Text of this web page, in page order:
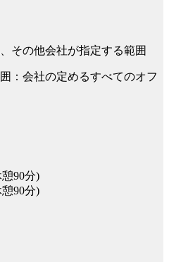
その他会社が指定する範囲
：会社の定めるすべてのオフ
憩90分)
憩90分)